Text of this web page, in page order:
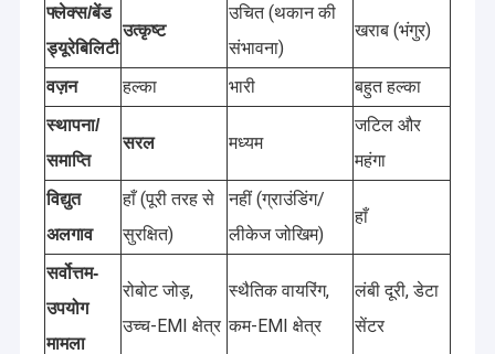
फ्लेक्स/बेंड
ड्यूरेबिलिटी
उत्कृष्ट
उचित (थकान की
संभावना)
खराब (भंगुर)
वज़न हल्का भारी बहुत हल्का
स्थापना/
समाप्ति
सरल मध्यम
जटिल और
महंगा
विद्युत
अलगाव
हाँ (पूरी तरह से
सुरक्षित)
नहीं (ग्राउंडिंग/
लीकेज जोखिम)
हाँ
सर्वोत्तम-
उपयोग
मामला
रोबोट जोड़,
उच्च-EMI क्षेत्र
स्थैतिक वायरिंग,
कम-EMI क्षेत्र
लंबी दूरी, डेटा
सेंटर